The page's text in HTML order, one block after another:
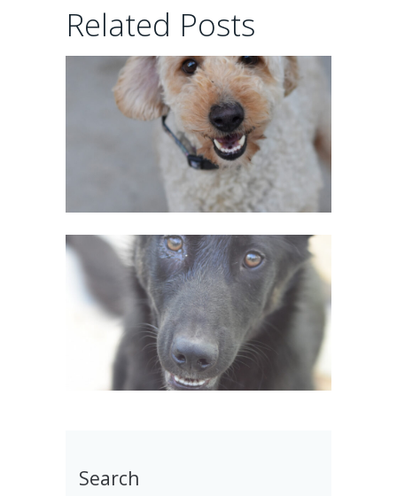
Related Posts
02/06/2026
Search